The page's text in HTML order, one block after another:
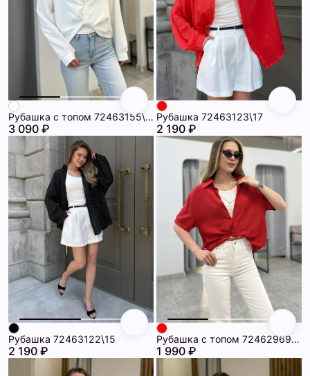
Рубашка с топом 72463155\25
3 090 ₽
Рубашка 72463123\17
2 190 ₽
Рубашка 72463122\15
2 190 ₽
Рубашка с топом 72462969\17
1 990 ₽